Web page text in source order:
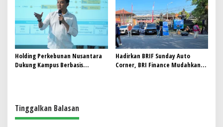
Holding Perkebunan Nusantara
Dukung Kampus Berbasis
Hadirkan BRIF Sunday Auto
Corner, BRI Finance Mudahkan
Tinggalkan Balasan